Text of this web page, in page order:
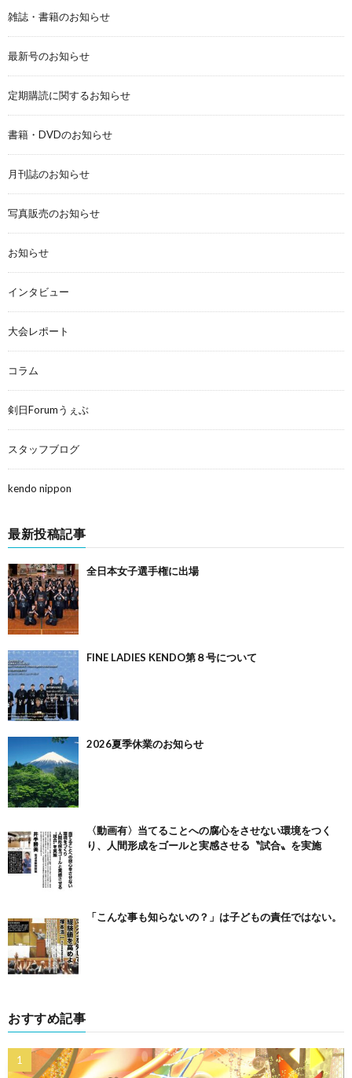
雑誌・書籍のお知らせ
最新号のお知らせ
定期購読に関するお知らせ
書籍・DVDのお知らせ
月刊誌のお知らせ
写真販売のお知らせ
お知らせ
インタビュー
大会レポート
コラム
剣日Forumうぇぶ
スタッフブログ
kendo nippon
最新投稿記事
全日本女子選手権に出場
FINE LADIES KENDO第８号について
2026夏季休業のお知らせ
〈動画有〉当てることへの腐心をさせない環境をつく
り、人間形成をゴールと実感させる〝試合〟を実施
「こんな事も知らないの？」は子どもの責任ではない。
おすすめ記事